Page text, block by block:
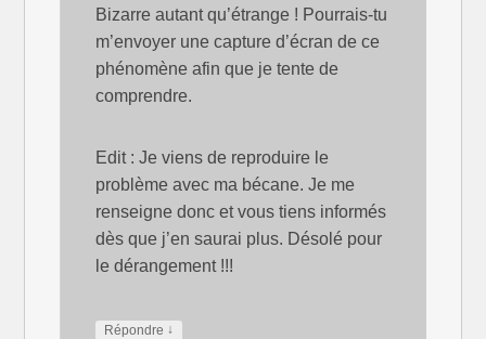
Bizarre autant qu’étrange ! Pourrais-tu
m’envoyer une capture d’écran de ce
phénomène afin que je tente de
comprendre.
Edit : Je viens de reproduire le
problème avec ma bécane. Je me
renseigne donc et vous tiens informés
dès que j’en saurai plus. Désolé pour
le dérangement !!!
Répondre ↓